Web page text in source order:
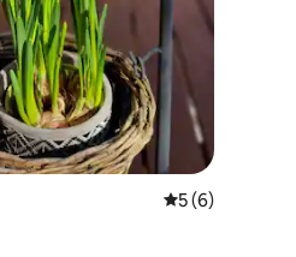
從 6 則評價中獲
5 (6)